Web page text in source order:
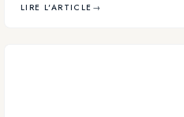
LIRE L'ARTICLE →